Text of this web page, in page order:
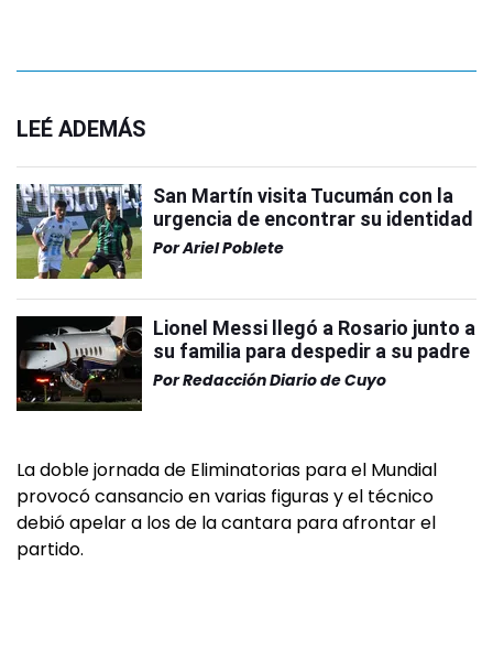
LEÉ ADEMÁS
San Martín visita Tucumán con la
urgencia de encontrar su identidad
PorAriel Poblete
Lionel Messi llegó a Rosario junto a
su familia para despedir a su padre
PorRedacción Diario de Cuyo
La doble jornada de Eliminatorias para el Mundial
provocó cansancio en varias figuras y el técnico
debió apelar a los de la cantara para afrontar el
partido.